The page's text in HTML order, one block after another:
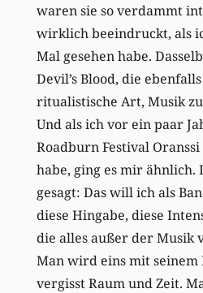
waren sie so verdammt
wirklich beeindruckt, als
Mal gesehen habe.
Devil’s Blood, die
ritualistische Art, Musik
Und als ich vor ein paar
Roadburn Festival Oranssi
habe, ging es mir ähnlich.
gesagt: Das will ich als
diese Hingabe, diese
die alles außer der Musik
Man wird eins mit
vergisst Raum und Zeit.